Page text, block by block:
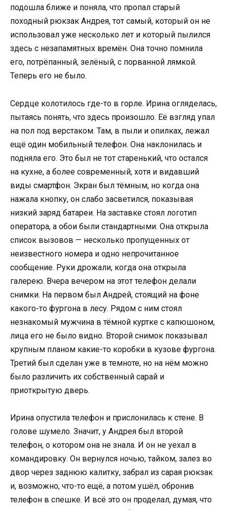
подошла ближе и поняла, что пропал старый
походный рюкзак Андрея, тот самый, который он не
использовал уже несколько лет и который пылился
здесь с незапамятных времён. Она точно помнила
его, потрёпанный, зелёный, с порванной лямкой.
Теперь его не было.
Сердце колотилось где-то в горле. Ирина огляделась,
пытаясь понять, что здесь произошло. Её взгляд упал
на пол под верстаком. Там, в пыли и опилках, лежал
ещё один мобильный телефон. Она наклонилась и
подняла его. Это был не тот старенький, что остался
на кухне, а более современный, хотя и видавший
виды смартфон. Экран был тёмным, но когда она
нажала кнопку, он слабо засветился, показывая
низкий заряд батареи. На заставке стоял логотип
оператора, а обои были стандартными. Она открыла
список вызовов — несколько пропущенных от
неизвестного номера и одно непрочитанное
сообщение. Руки дрожали, когда она открыла
галерею. Вчера вечером на этот телефон делали
снимки. На первом был Андрей, стоящий на фоне
какого-то фургона в лесу. Рядом с ним стоял
незнакомый мужчина в тёмной куртке с капюшоном,
лица его не было видно. Второй снимок показывал
крупным планом какие-то коробки в кузове фургона.
Третий был сделан уже в темноте, но на нём можно
было различить их собственный сарай и
приоткрытую дверь.
Ирина опустила телефон и прислонилась к стене. В
голове шумело. Значит, у Андрея был второй
телефон, о котором она не знала. И он не уехал в
командировку. Он вернулся ночью, тайком, залез во
двор через заднюю калитку, забрал из сарая рюкзак
и, возможно, что-то ещё, а потом ушёл, обронив
телефон в спешке. И всё это он проделал, думая, что